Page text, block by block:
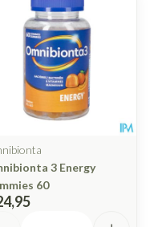
3 Energy
60